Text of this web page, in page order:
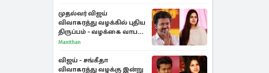
முதல்வர் விஜய்
விவாகரத்து வழக்கில் புதிய
திருப்பம் - வழக்கை வாபஸ்
பெற்ற சங்கீதா!
Manithan
விஜய் - சங்கீதா
விவாகரத்து வழக்கு இன்று